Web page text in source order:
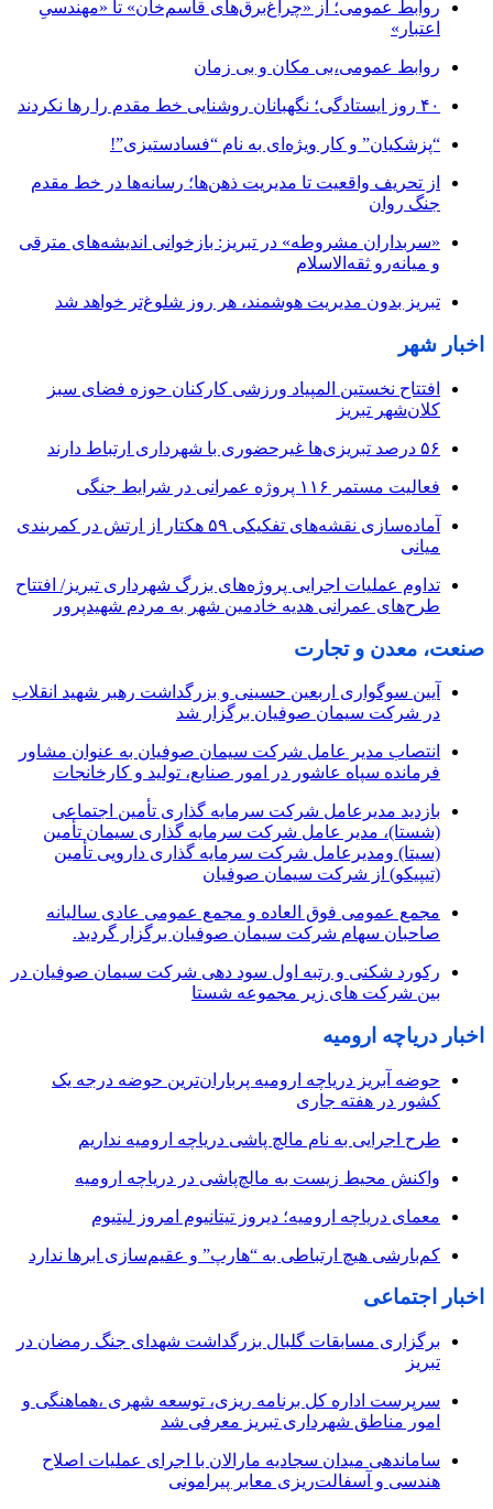
روابط عمومی؛ از «چراغ‌برق‌های قاسم‌خان» تا «مهندسیِ
اعتبار»
روابط عمومی،بی مکان و بی زمان
۴۰ روز ایستادگی؛ نگهبانان روشنایی خط مقدم را رها نکردند
“پزشکیان” و کار ویژه‌ای به نام “فسادستیزی”!
از تحریف واقعیت تا مدیریت ذهن‌ها؛ رسانه‌ها در خط مقدم
جنگ روان
«سربداران مشروطه» در تبریز: بازخوانی اندیشه‌های مترقی
و میانه‌رو ثقه‌الاسلام
تبریز بدون مدیریت هوشمند، هر روز شلوغ‌تر خواهد شد
اخبار شهر
افتتاح نخستین المپیاد ورزشی کارکنان حوزه فضای سبز
کلان‌شهر تبریز
۵۶ درصد تبریزی‌ها غیرحضوری با شهرداری ارتباط دارند
فعالیت مستمر ۱۱۶ پروژه عمرانی در شرایط جنگی
آماده‌سازی نقشه‌های تفکیکی ۵۹ هکتار از ارتش در کمربندی
میانی
تداوم عملیات اجرایی پروژه‌های بزرگ شهرداری تبریز/ افتتاح
طرح‌های عمرانی هدیه خادمین شهر به مردم شهیدپرور
صنعت، معدن و تجارت
آیین سوگواری اربعین حسینی و بزرگداشت رهبر شهید انقلاب
در شرکت سیمان صوفیان برگزار شد
انتصاب مدیر عامل شرکت سیمان صوفیان به عنوان مشاور
فرمانده سپاه عاشور در امور صنایع، تولید و کارخانجات
بازدید مدیرعامل شرکت سرمایه گذاری تأمین اجتماعی
(شستا)، مدیر عامل شرکت سرمایه گذاری سیمان تأمین
(سیتا) ومدیرعامل شرکت سرمایه گذاری دارویی تأمین
(تیپیکو) از شرکت سیمان صوفیان
مجمع عمومی فوق العاده و مجمع عمومی عادی سالیانه
صاحبان سهام شرکت سیمان صوفیان برگزار گردید.
رکورد شکنی و رتبه اول سود دهی شرکت سیمان صوفیان در
بین شرکت های زیر مجموعه شستا
اخبار دریاچه ارومیه
حوضه آبریز دریاچه ارومیه پرباران‌ترین حوضه‌ درجه یک
کشور در هفته جاری
طرح اجرایی به نام مالچ پاشی دریاچه ارومیه نداریم
واکنش محیط زیست به مالچ‌پاشی در دریاچه ارومیه
معمای دریاچه ارومیه؛ دیروز تیتانیوم امروز لیتیوم
کم‌بارشی هیچ ارتباطی به “هارپ” و عقیم‌سازی ابرها ندارد
اخبار اجتماعی
برگزاری مسابقات گلبال بزرگداشت شهدای جنگ رمضان در
تبریز
سرپرست اداره کل برنامه ریزی، توسعه شهری ،هماهنگی و
امور مناطق شهرداری تبریز معرفی شد
ساماندهی میدان سجادیه مارالان با اجرای عملیات اصلاح
هندسی و آسفالت‌ریزی معابر پیرامونی